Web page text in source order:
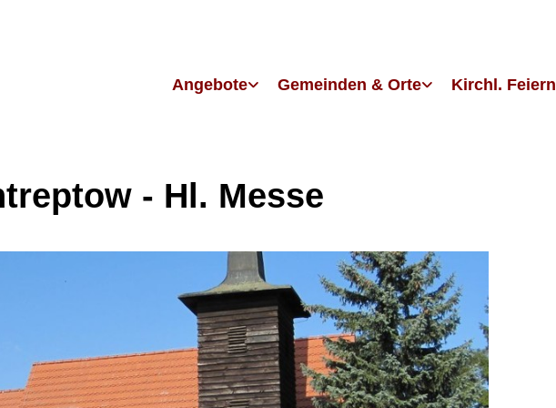
Angebote Gemeinden & Orte Kirchl. Feiern
- Hl. Messe